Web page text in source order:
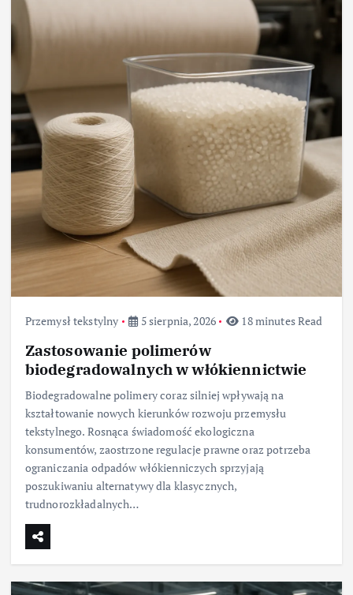
Przemysł tekstylny 5 sierpnia, 2026 18 minutes Read
Zastosowanie polimerów
biodegradowalnych w włókiennictwie
Biodegradowalne polimery coraz silniej wpływają na
kształtowanie nowych kierunków rozwoju przemysłu
tekstylnego. Rosnąca świadomość ekologiczna
konsumentów, zaostrzone regulacje prawne oraz potrzeba
ograniczania odpadów włókienniczych sprzyjają
poszukiwaniu alternatywy dla klasycznych,
trudnorozkładalnych…